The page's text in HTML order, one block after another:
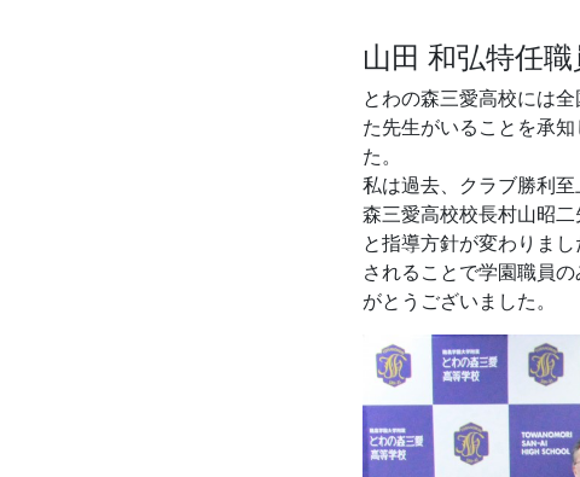
山田 和弘特任
とわの森三愛高校には
た先生がいることを承
た。
私は過去、クラブ勝利
森三愛高校校長村山昭
と指導方針が変わりま
されることで学園職員
がとうございました。